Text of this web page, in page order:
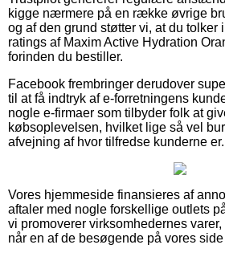
kigge nærmere på en række øvrige
og af den grund støtter vi, at du tolker
ratings af Maxim Active Hydration
forinden du bestiller.
Facebook frembringer derudover
til at få indtryk af e-forretningens
nogle e-firmaer som tilbyder folk at
købsoplevelsen, hvilket lige så vel
afvejning af hvor tilfredse kunderne er.
Vores hjemmeside finansieres af
aftaler med nogle forskellige outlets
vi promoverer virksomhedernes
når en af de besøgende på vores